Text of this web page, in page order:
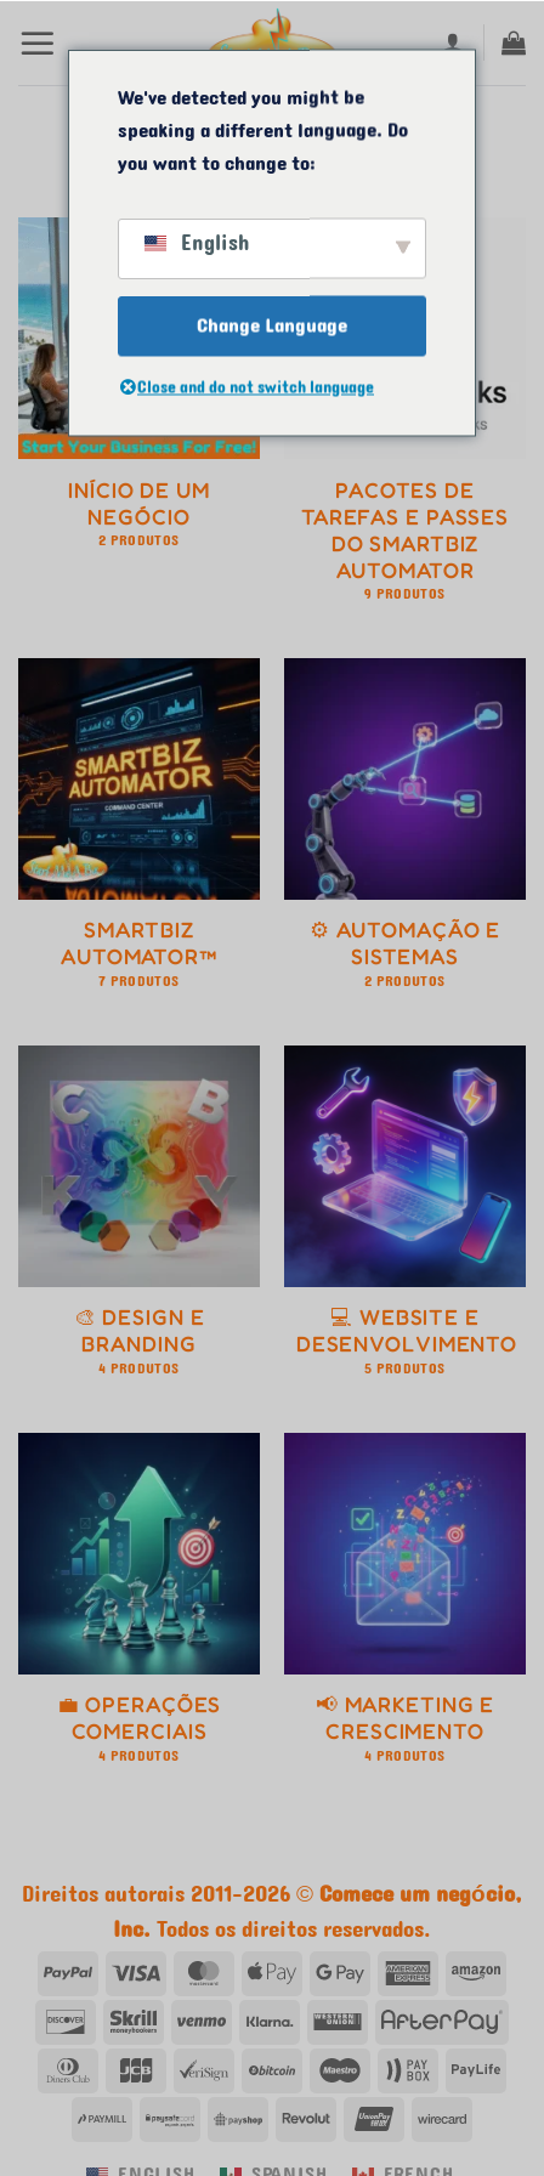
para
LAR /COMPRAR
INÍCIO DE UM
NEGÓCIO
2 PRODUTOS
PACOTES DE
TAREFAS E PASSES
DO SMARTBIZ
AUTOMATOR
9 PRODUTOS
SMARTBIZ
AUTOMATOR™
7 PRODUTOS
⚙️ AUTOMAÇÃO E
SISTEMAS
2 PRODUTOS
🎨 DESIGN E
BRANDING
4 PRODUTOS
💻 WEBSITE E
DESENVOLVIMENTO
5 PRODUTOS
💼 OPERAÇÕES
COMERCIAIS
4 PRODUTOS
📢 MARKETING E
CRESCIMENTO
4 PRODUTOS
Direitos autorais 2011-2026 ©Comece um negócio,
Inc.Todos os direitos reservados.
PayPalVisa MasterCard
Apple
Pay
Google
Pay
American
Express
DescobrirSkrill VenmoKlarnaWestern
Union
Clube
Jantares
JCB VeriSign Bitcoin Maestro Caixa
PayMillPaySafePayShopRevolut UnionPay
We've detected you might be
speaking a different language. Do
you want to change to:
English
Change Language
Close and do not switch language